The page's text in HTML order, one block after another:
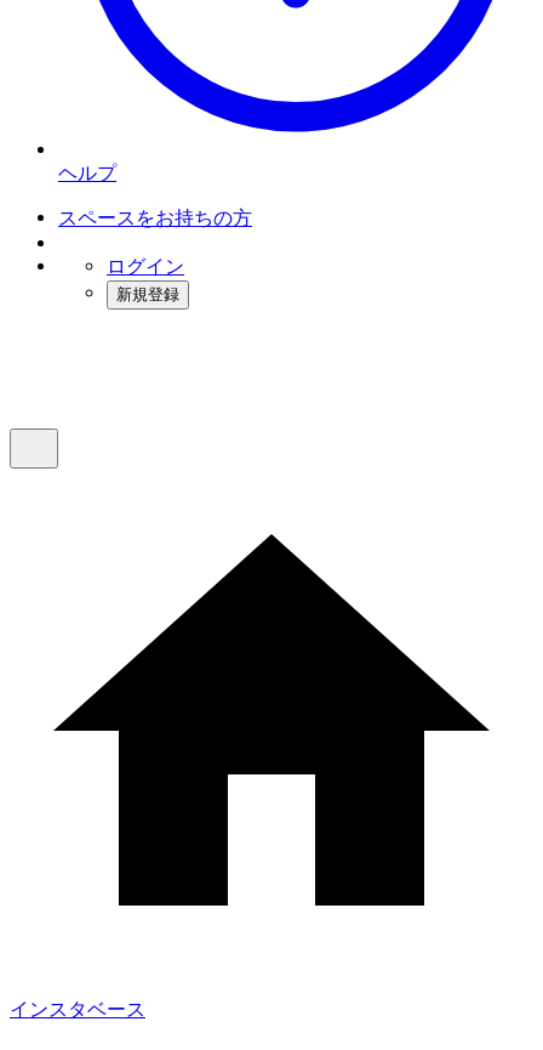
ヘルプ
スペースをお持ちの方
ログイン
新規登録
インスタベース